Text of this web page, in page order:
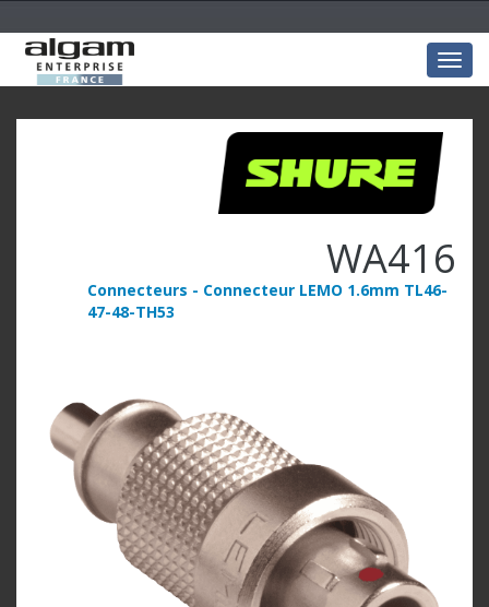
WA416
Connecteurs - Connecteur LEMO 1.6mm TL46-
47-48-TH53